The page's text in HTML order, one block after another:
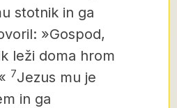
stotnik in ga
»Gospod,
leži doma hrom
7Jezus mu je
in ga